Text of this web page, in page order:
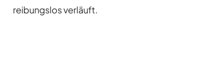
reibungslos verläuft.